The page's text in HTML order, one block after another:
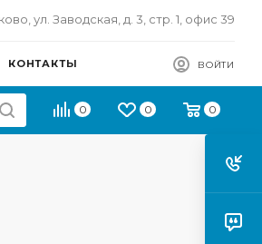
ул. Заводская, д. 3, стр. 1, офис 39
КОНТАКТЫ ВОЙТИ
0 0 0